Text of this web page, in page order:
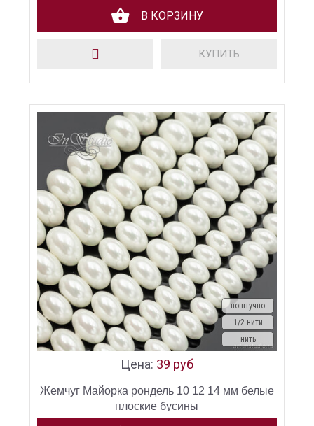
В КОРЗИНУ
КУПИТЬ
поштучно
1/2 нити
нить
Цена: 39 руб
Жемчуг Майорка рондель 10 12 14 мм белые
плоские бусины